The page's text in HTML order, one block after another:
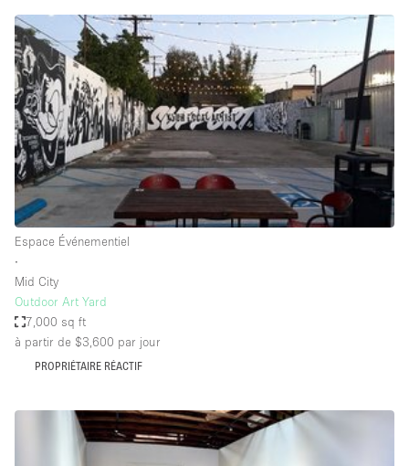
Vente au
détail
Showroom Événement Art Alimentation
Séance de
photo
Conférence Réunion Bureaux
Local
Commercial
Partagé
Type de l'espace
Atelier
Autre
Bateau
Boutique en Partage
Espace Événementiel
∙
Mid City
Outdoor Art Yard
7,000 sq ft
à partir de $3,600 par jour
PROPRIÉTAIRE RÉACTIF